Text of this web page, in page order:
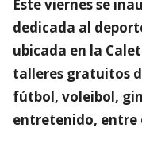
Este viernes se
dedicada al
ubicada en la
talleres gratuitos
fútbol, voleibol,
entretenido, entre